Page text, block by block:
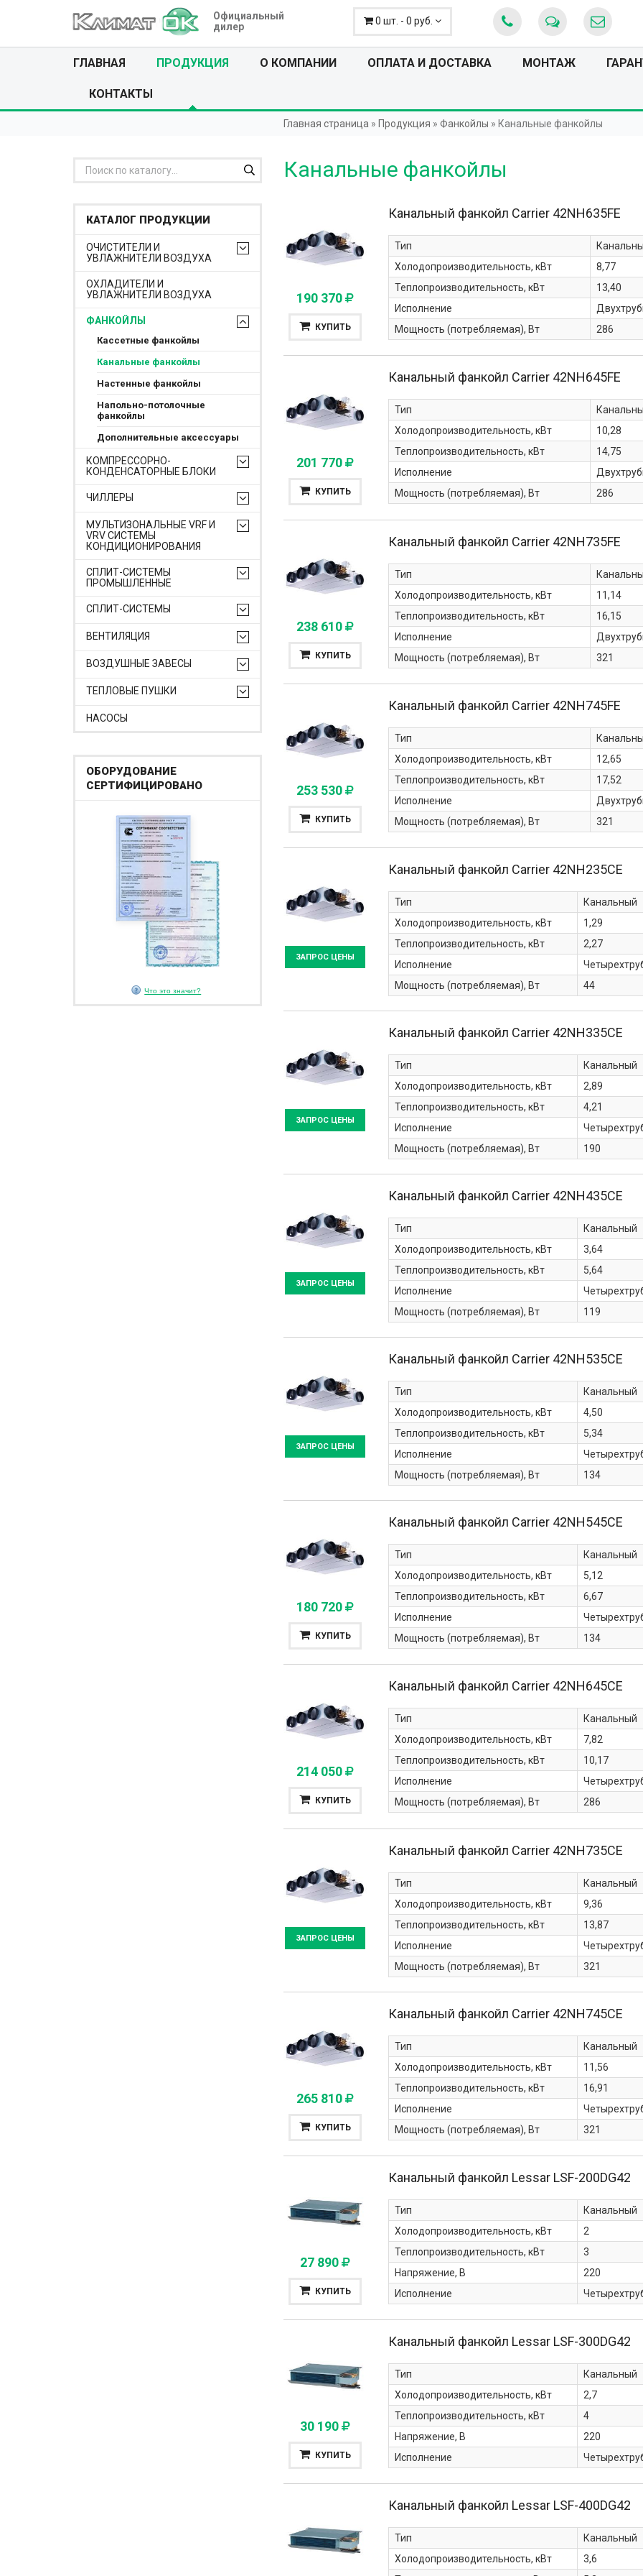
Официальный
дилер
0 шт. - 0 руб.
ГЛАВНАЯ ПРОДУКЦИЯ О КОМПАНИИ ОПЛАТА И ДОСТАВКА МОНТАЖ
КОНТАКТЫ
Главная страница » Продукция » Фанкойлы » Канальные фанкойлы
КАТАЛОГ ПРОДУКЦИИ
ОЧИСТИТЕЛИ И
УВЛАЖНИТЕЛИ ВОЗДУХА
ОХЛАДИТЕЛИ И
УВЛАЖНИТЕЛИ ВОЗДУХА
ФАНКОЙЛЫ
Кассетные фанкойлы
Канальные фанкойлы
Настенные фанкойлы
Напольно-потолочные
фанкойлы
Дополнительные аксессуары
КОМПРЕССОРНО-
КОНДЕНСАТОРНЫЕ БЛОКИ
ЧИЛЛЕРЫ
МУЛЬТИЗОНАЛЬНЫЕ VRF И
VRV СИСТЕМЫ
КОНДИЦИОНИРОВАНИЯ
СПЛИТ-СИСТЕМЫ
ПРОМЫШЛЕННЫЕ
СПЛИТ-СИСТЕМЫ
ВЕНТИЛЯЦИЯ
ВОЗДУШНЫЕ ЗАВЕСЫ
ТЕПЛОВЫЕ ПУШКИ
НАСОСЫ
ОБОРУДОВАНИЕ
СЕРТИФИЦИРОВАНО
Что это значит?
Канальные фанкойлы
190 370
КУПИТЬ
Канальный фанкойл Carrier 42NH635FE
Тип
Холодопроизводительность, кВт
8,77
Теплопроизводительность, кВт
13,40
Исполнение
Мощность (потребляемая), Вт
286
201 770
КУПИТЬ
Канальный фанкойл Carrier 42NH645FE
Тип
Холодопроизводительность, кВт
10,28
Теплопроизводительность, кВт
14,75
Исполнение
Мощность (потребляемая), Вт
286
238 610
КУПИТЬ
Канальный фанкойл Carrier 42NH735FE
Тип
Холодопроизводительность, кВт
11,14
Теплопроизводительность, кВт
16,15
Исполнение
Мощность (потребляемая), Вт
321
253 530
КУПИТЬ
Канальный фанкойл Carrier 42NH745FE
Тип
Холодопроизводительность, кВт
12,65
Теплопроизводительность, кВт
17,52
Исполнение
Мощность (потребляемая), Вт
321
ЗАПРОС ЦЕНЫ
Канальный фанкойл Carrier 42NH235CE
Тип
Канальный
Холодопроизводительность, кВт
1,29
Теплопроизводительность, кВт
2,27
Исполнение
Мощность (потребляемая), Вт
44
ЗАПРОС ЦЕНЫ
Канальный фанкойл Carrier 42NH335CE
Тип
Канальный
Холодопроизводительность, кВт
2,89
Теплопроизводительность, кВт
4,21
Исполнение
Мощность (потребляемая), Вт
190
ЗАПРОС ЦЕНЫ
Канальный фанкойл Carrier 42NH435CE
Тип
Канальный
Холодопроизводительность, кВт
3,64
Теплопроизводительность, кВт
5,64
Исполнение
Мощность (потребляемая), Вт
119
ЗАПРОС ЦЕНЫ
Канальный фанкойл Carrier 42NH535CE
Тип
Канальный
Холодопроизводительность, кВт
4,50
Теплопроизводительность, кВт
5,34
Исполнение
Мощность (потребляемая), Вт
134
180 720
КУПИТЬ
Канальный фанкойл Carrier 42NH545CE
Тип
Канальный
Холодопроизводительность, кВт
5,12
Теплопроизводительность, кВт
6,67
Исполнение
Мощность (потребляемая), Вт
134
214 050
КУПИТЬ
Канальный фанкойл Carrier 42NH645CE
Тип
Канальный
Холодопроизводительность, кВт
7,82
Теплопроизводительность, кВт
10,17
Исполнение
Мощность (потребляемая), Вт
286
ЗАПРОС ЦЕНЫ
Канальный фанкойл Carrier 42NH735CE
Тип
Канальный
Холодопроизводительность, кВт
9,36
Теплопроизводительность, кВт
13,87
Исполнение
Мощность (потребляемая), Вт
321
265 810
КУПИТЬ
Канальный фанкойл Carrier 42NH745CE
Тип
Канальный
Холодопроизводительность, кВт
11,56
Теплопроизводительность, кВт
16,91
Исполнение
Мощность (потребляемая), Вт
321
27 890
КУПИТЬ
Канальный фанкойл Lessar LSF-200DG42
Тип
Канальный
Холодопроизводительность, кВт
2
Теплопроизводительность, кВт
3
Напряжение, В
220
Исполнение
30 190
КУПИТЬ
Канальный фанкойл Lessar LSF-300DG42
Тип
Канальный
Холодопроизводительность, кВт
2,7
Теплопроизводительность, кВт
4
Напряжение, В
220
Исполнение
Канальный фанкойл Lessar LSF-400DG42
Тип
Канальный
Холодопроизводительность, кВт
3,6